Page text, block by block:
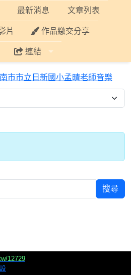
最新消息 文章列表
片 作品繳交分享
連結
111
搜尋
12729